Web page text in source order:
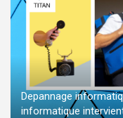
Depannage
informatique